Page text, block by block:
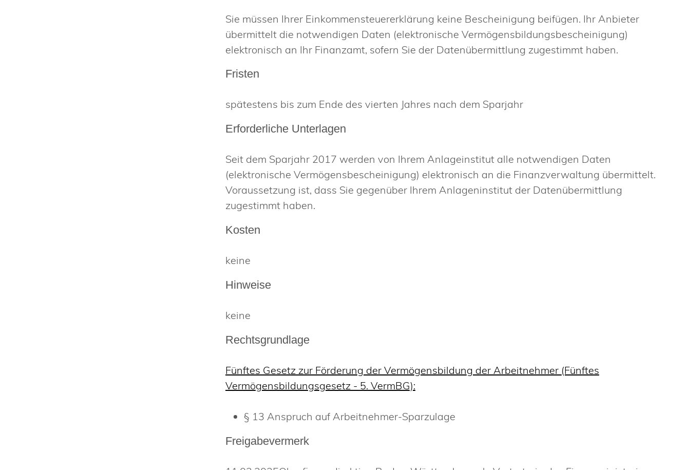
Sie müssen Ihrer Einkommensteuererklärung keine Bescheinigung beifügen. Ihr Anbieter
übermittelt die notwendigen Daten (elektronische Vermögensbildungsbescheinigung)
elektronisch an Ihr Finanzamt, sofern Sie der Datenübermittlung zugestimmt haben.
Fristen
spätestens bis zum Ende des vierten Jahres nach dem Sparjahr
Erforderliche Unterlagen
Seit dem Sparjahr 2017 werden von Ihrem Anlageinstitut alle notwendigen Daten
(elektronische Vermögensbescheinigung) elektronisch an die Finanzverwaltung übermittelt.
Voraussetzung ist, dass Sie gegenüber Ihrem Anlageninstitut der Datenübermittlung
zugestimmt haben.
Kosten
keine
Hinweise
keine
Rechtsgrundlage
Fünftes Gesetz zur Förderung der Vermögensbildung der Arbeitnehmer (Fünftes
Vermögensbildungsgesetz - 5. VermBG):
§ 13 Anspruch auf Arbeitnehmer-Sparzulage
Freigabevermerk